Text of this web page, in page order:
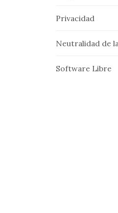
Privacidad
Neutralidad de
Software Libre